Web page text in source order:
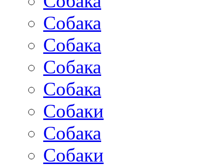
Собака
Собака
Собака
Собака
Собаки
Собака
Собаки